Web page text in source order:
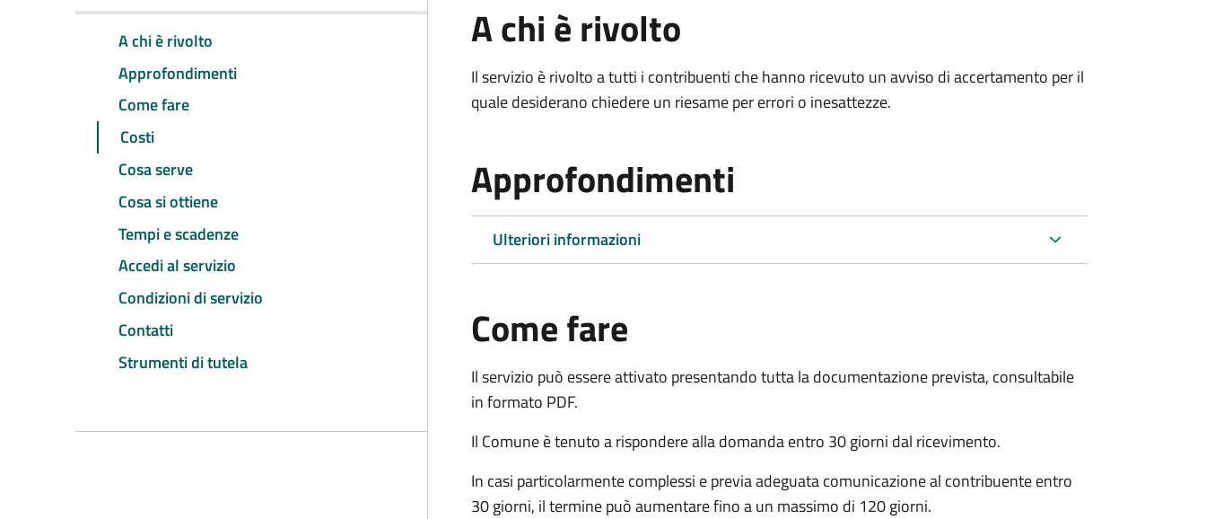
A chi è rivolto
Approfondimenti
Come fare
Costi
Cosa serve
Cosa si ottiene
Tempi e scadenze
Accedi al servizio
Condizioni di servizio
Contatti
Strumenti di tutela
A chi è rivolto
Il servizio è rivolto a tutti i contribuenti che hanno ricevuto un avviso di accertamento per il
quale desiderano chiedere un riesame per errori o inesattezze.
Approfondimenti
Ulteriori informazioni
Come fare
Il servizio può essere attivato presentando tutta la documentazione prevista, consultabile
in formato PDF.
Il Comune è tenuto a rispondere alla domanda entro 30 giorni dal ricevimento.
In casi particolarmente complessi e previa adeguata comunicazione al contribuente entro
30 giorni, il termine può aumentare fino a un massimo di 120 giorni.